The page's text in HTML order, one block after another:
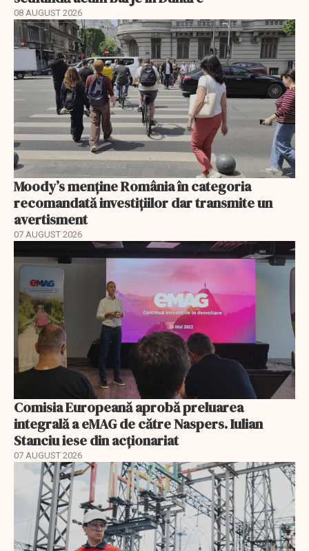
08 AUGUST 2026
Moody’s menține România în categoria
recomandată investițiilor dar transmite un
avertisment
07 AUGUST 2026
Comisia Europeană aprobă preluarea
integrală a eMAG de către Naspers. Iulian
Stanciu iese din acționariat
07 AUGUST 2026